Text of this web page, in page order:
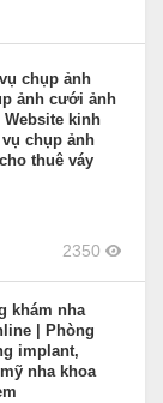
chụp ảnh
ảnh cưới ảnh
kinh
chụp ảnh
thuê váy
2350
khám nha
| Phòng
implant,
nha khoa